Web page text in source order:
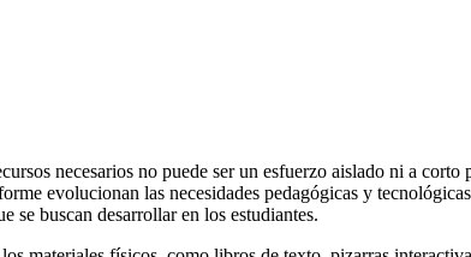
necesarios no puede ser un esfuerzo aislado ni a
evolucionan las necesidades pedagógicas y
se buscan desarrollar en los estudiantes.